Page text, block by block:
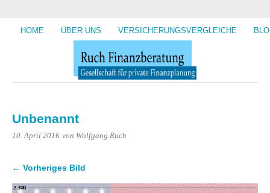
HOME ÜBER UNS VERSICHERUNGSVERGLEICHE
Unbenannt
10. April 2016 von Wolfgang Ruch
← Vorheriges Bild